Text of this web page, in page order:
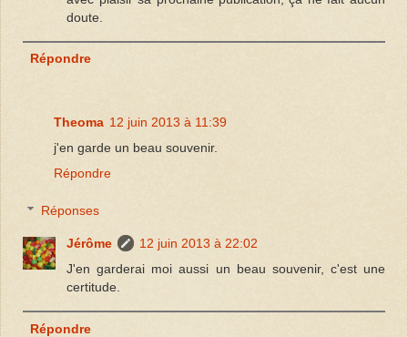
doute.
Répondre
Theoma 12 juin 2013 à 11:39
j'en garde un beau souvenir.
Répondre
Réponses
Jérôme
12 juin 2013 à 22:02
J'en garderai moi aussi un beau souvenir, c'est une
certitude.
Répondre